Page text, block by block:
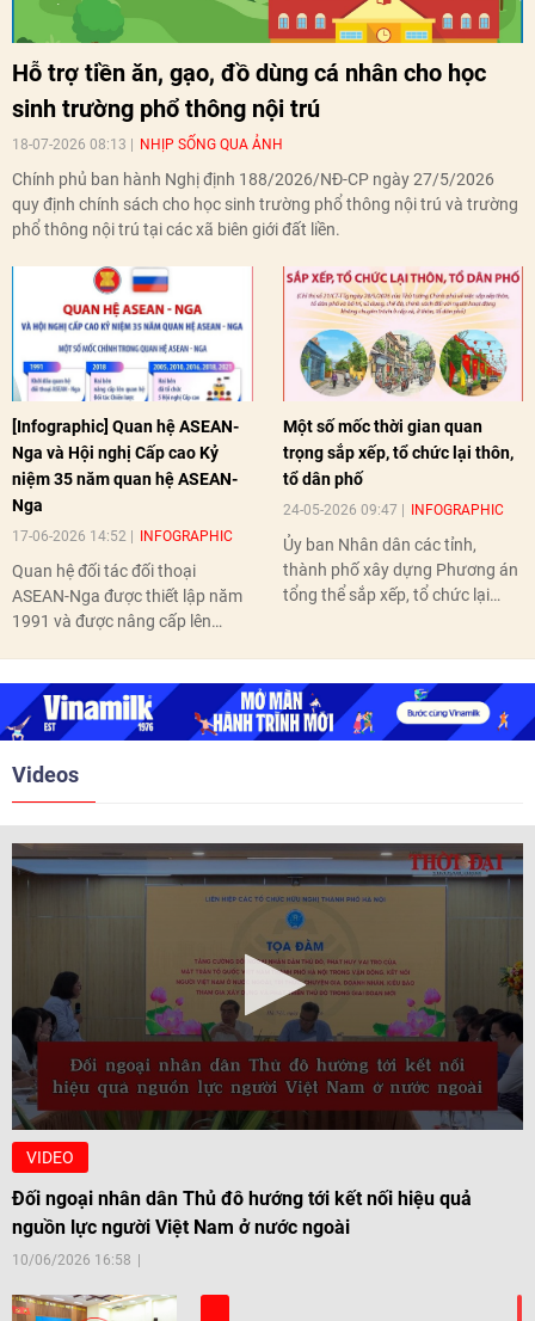
Hỗ trợ tiền ăn, gạo, đồ dùng cá nhân cho học
sinh trường phổ thông nội trú
18-07-2026 08:13 NHỊP SỐNG QUA ẢNH
Chính phủ ban hành Nghị định 188/2026/NĐ-CP ngày 27/5/2026
quy định chính sách cho học sinh trường phổ thông nội trú và trường
phổ thông nội trú tại các xã biên giới đất liền.
[Infographic] Quan hệ ASEAN-
Nga và Hội nghị Cấp cao Kỷ
niệm 35 năm quan hệ ASEAN-
Nga
17-06-2026 14:52 INFOGRAPHIC
Quan hệ đối tác đối thoại
ASEAN-Nga được thiết lập năm
1991 và được nâng cấp lên
nghị Cấp cao vào các năm 2005,
2010, 2016, 2018, 2021.
Một số mốc thời gian quan
trọng sắp xếp, tổ chức lại thôn,
tổ dân phố
24-05-2026 09:47 INFOGRAPHIC
Ủy ban Nhân dân các tỉnh,
thành phố xây dựng Phương án
tổng thể sắp xếp, tổ chức lại
Videos
VIDEO
Đối ngoại nhân dân Thủ đô hướng tới kết nối hiệu quả
nguồn lực người Việt Nam ở nước ngoài
10/06/2026 16:58